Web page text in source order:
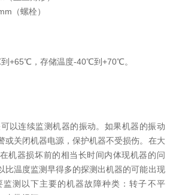
（螺栓）
到+65℃ ，存储温度-40℃到+70℃。
以连续监测机器的振动。如果机器的振动
或关闭机器电源，保护机器不受损伤。在大
机器损坏前的相当长时间内体现机器的问
比温度监测早得多的探测出机器的可能出现
监测以下主要的机器故障种类：转子不平